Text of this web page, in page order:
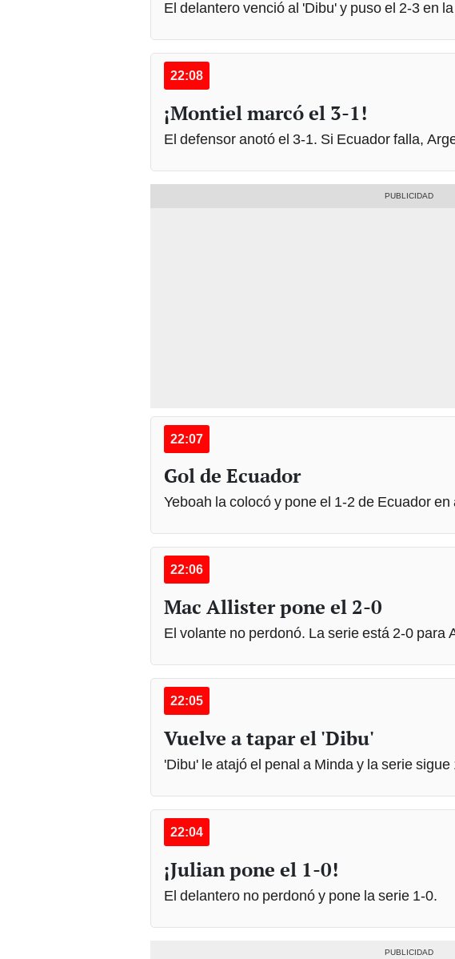
22:08
¡Montiel marcó el 3-1!
El defensor anotó el 3-1. Si Ecuador falla,
22:07
Gol de Ecuador
Yeboah la colocó y pone el 1-2 de Ecuador en
22:06
Mac Allister pone el 2-0
El volante no perdonó. La serie está 2-0 para
22:05
Vuelve a tapar el 'Dibu'
'Dibu' le atajó el penal a Minda y la serie sigue
22:04
¡Julian pone el 1-0!
El delantero no perdonó y pone la serie 1-0.